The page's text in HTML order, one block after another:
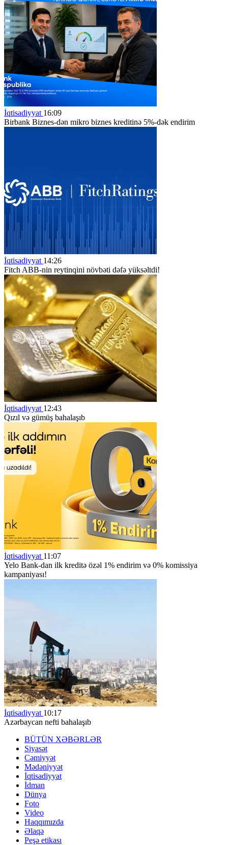
İqtisadiyyat 16:09
Birbank Biznes-dən mikro biznes kreditinə 5%-dək endirim
İqtisadiyyat 14:26
Fitch ABB-nin reytinqini növbəti dəfə yüksəltdi!
İqtisadiyyat 12:43
Qızıl və gümüş bahalaşıb
İqtisadiyyat 11:07
Yelo Bank-dan ilk kreditə özəl 1% endirim və 0% komissiya
kampaniyası!
İqtisadiyyat 10:17
Azərbaycan nefti bahalaşıb
BÜTÜN XƏBƏRLƏR
Siyasət
Cəmiyyət
Mədəniyyət
İqtisadiyyat
İdman
Dünya
Foto
Video
Haqqımızda
Əlaqə
Peşə etikası